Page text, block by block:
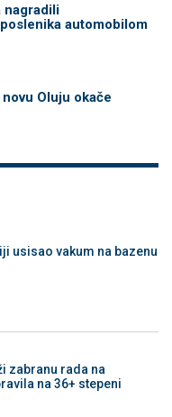
nagradili
automobilom
Oluju okače
usisao vakum na bazenu
zabranu rada na
na 36+ stepeni